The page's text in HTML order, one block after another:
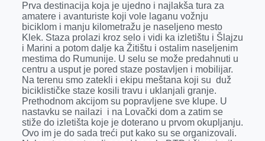
Prva destinacija koja je ujedno i najlakša tura za
amatere i avanturiste koji vole laganu vožnju
biciklom i manju kilometražu je naseljeno mesto
Klek. Staza prolazi kroz selo i vidi ka izletištu i Šlajzu
i Marini a potom dalje ka Žitištu i ostalim naseljenim
mestima do Rumunije. U selu se može predahnuti u
centru a usput je pored staze postavljen i mobilijar.
Na terenu smo zatekli i ekipu meštana koji su duž
biciklističke staze kosili travu i uklanjali granje.
Prethodnom akcijom su popravljene sve klupe. U
nastavku se nailazi i na Lovački dom a zatim se
stiže do izletišta koje je doterano u prvom okupljanju.
Ovo im je do sada treći put kako su se organizovali.